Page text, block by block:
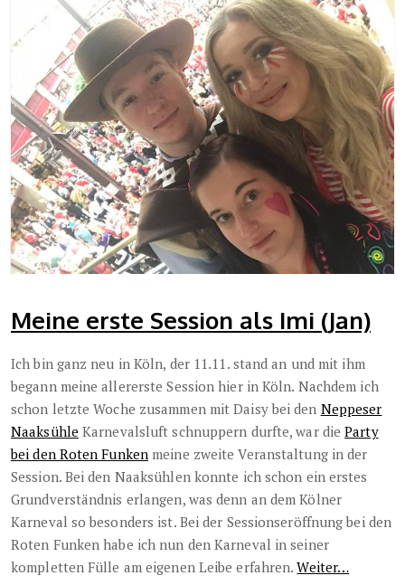
Meine erste Session als Imi (Jan)
Ich bin ganz neu in Köln, der 11.11. stand an und mit ihm
begann meine allererste Session hier in Köln. Nachdem ich
schon letzte Woche zusammen mit Daisy bei den Neppeser
Naaksühle Karnevalsluft schnuppern durfte, war dieParty
bei den Roten Funken meine zweite Veranstaltung in der
Session. Bei den Naaksühlen konnte ich schon ein erstes
Grundverständnis erlangen, was denn an dem Kölner
Karneval so besonders ist. Bei der Sessionseröffnung bei den
Roten Funken habe ich nun den Karneval in seiner
kompletten Fülle am eigenen Leibe erfahren.Weiter…